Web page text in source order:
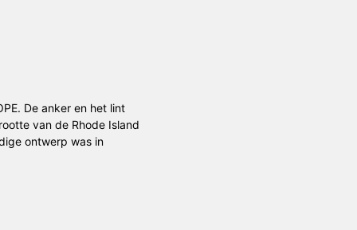
De anker en het lint
van de Rhode Island
ontwerp was in